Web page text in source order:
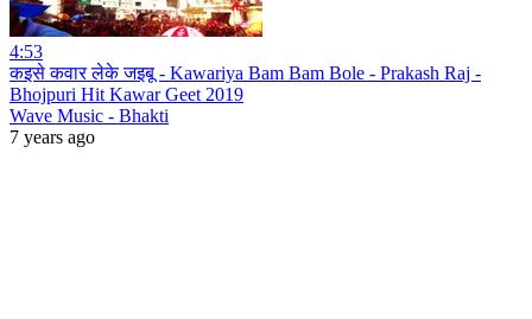
4:53
कइसे कवार लेके जइबू - Kawariya Bam Bam Bole - Prakash Raj -
Bhojpuri Hit Kawar Geet 2019
Wave Music - Bhakti
7 years ago